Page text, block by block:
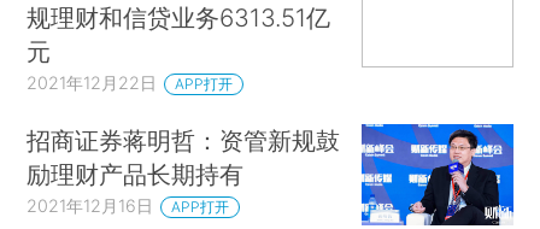
规理财和信贷业务6313.51亿
元
2021年12月22日 APP打开
招商证券蒋明哲：资管新规鼓
励理财产品长期持有
2021年12月16日 APP打开